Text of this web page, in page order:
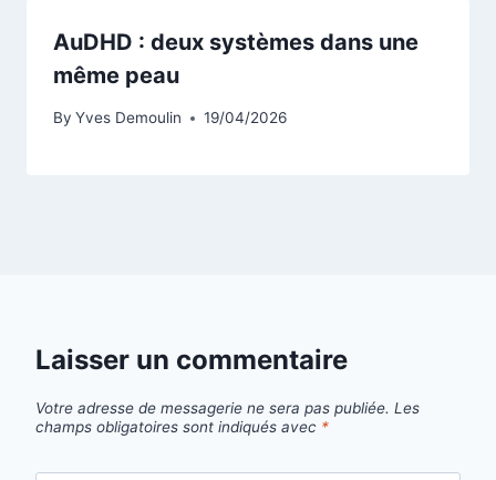
AuDHD : deux systèmes dans une
même peau
By Yves Demoulin 19/04/2026
Laisser un commentaire
Votre adresse de messagerie ne sera pas publiée. Les
champs obligatoires sont indiqués avec *